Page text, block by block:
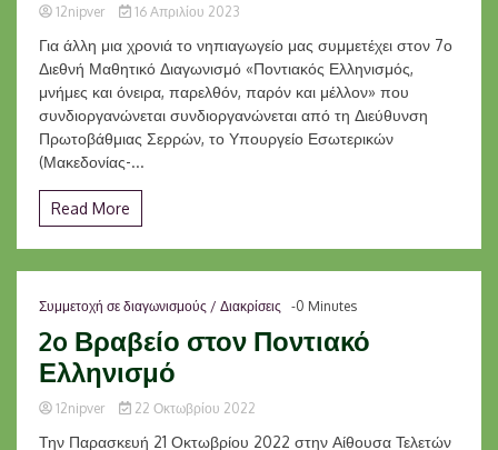
12nipver 16 Απριλίου 2023
Για άλλη μια χρονιά το νηπιαγωγείο μας συμμετέχει στον 7ο
Διεθνή Μαθητικό Διαγωνισμό «Ποντιακός Ελληνισμός,
μνήμες και όνειρα, παρελθόν, παρόν και μέλλον» που
συνδιοργανώνεται συνδιοργανώνεται από τη Διεύθυνση
Πρωτοβάθμιας Σερρών, το Υπουργείο Εσωτερικών
(Μακεδονίας-...
Read More
Συμμετοχή σε διαγωνισμούς / Διακρίσεις -0 Minutes
2o Βραβείο στον Ποντιακό
Ελληνισμό
12nipver 22 Οκτωβρίου 2022
Την Παρασκευή 21 Οκτωβρίου 2022 στην Αίθουσα Τελετών